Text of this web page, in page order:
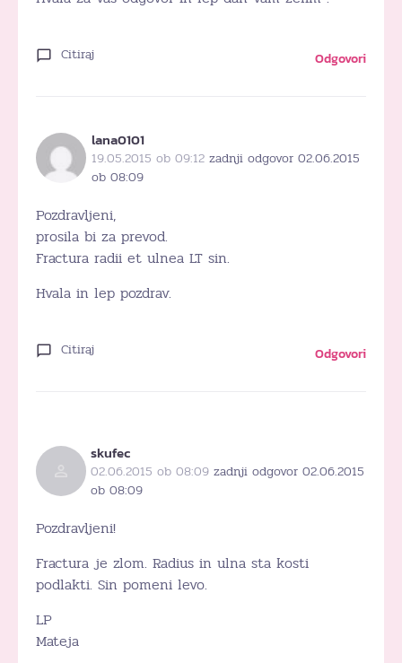
Citiraj Odgovori
lana0101
19.05.2015 ob 09:12 zadnji odgovor 02.06.2015
ob 08:09
Pozdravljeni,
prosila bi za prevod.
Fractura radii et ulnea LT sin.
Hvala in lep pozdrav.
Citiraj Odgovori
skufec
02.06.2015 ob 08:09 zadnji odgovor 02.06.2015
ob 08:09
Pozdravljeni!
Fractura je zlom. Radius in ulna sta kosti
podlakti. Sin pomeni levo.
LP
Mateja